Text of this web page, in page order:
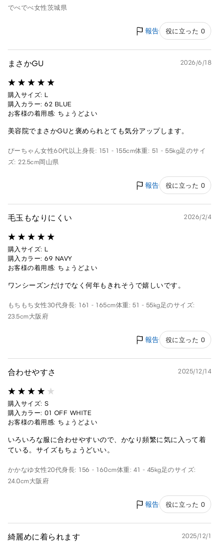
でべでべ女性茨城県
報告 役に立った 0
まさかGU 2026/6/18
購入サイズ: L
購入カラー: 62 BLUE
お客様の着用感: ちょうどよい
美容院でまさかGUと褒められとても気分アップします。
ぴーちゃん女性60代以上身長: 151 - 155cm体重: 51 - 55kg足のサイ
ズ: 22.5cm岡山県
報告 役に立った 0
毛玉もなりにくい 2026/2/4
購入サイズ: L
購入カラー: 69 NAVY
お客様の着用感: ちょうどよい
ワンシーズンだけでなく何年もきれそうで嬉しいです。
もちもち女性30代身長: 161 - 165cm体重: 51 - 55kg足のサイズ:
23.5cm大阪府
報告 役に立った 0
合わせやすさ 2025/12/14
購入サイズ: S
購入カラー: 01 OFF WHITE
お客様の着用感: ちょうどよい
いろいろな服に合わせやすいので、かなり頻繁に気に入って着
ている。サイズもちょうどいい。
かかなゆ女性20代身長: 156 - 160cm体重: 41 - 45kg足のサイズ:
24.0cm大阪府
報告 役に立った 0
綺麗めに着られます 2025/12/1